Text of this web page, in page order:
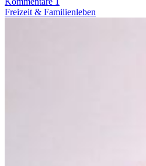
Freizeit & Familienleben